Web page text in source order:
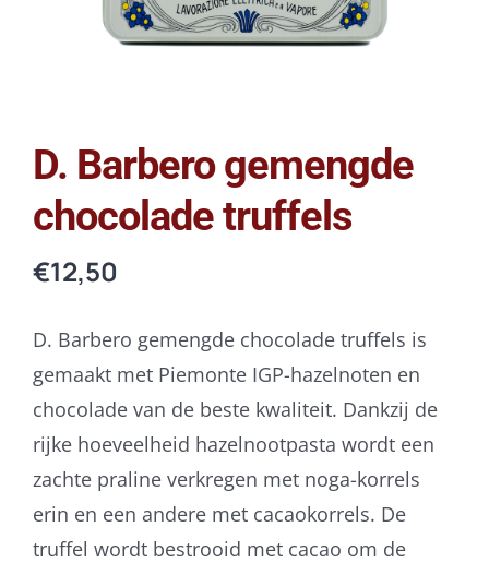
D. Barbero gemengde
chocolade truffels
€12,50
D. Barbero gemengde chocolade truffels is
gemaakt met Piemonte IGP-hazelnoten en
chocolade van de beste kwaliteit. Dankzij de
rijke hoeveelheid hazelnootpasta wordt een
zachte praline verkregen met noga-korrels
erin en een andere met cacaokorrels. De
truffel wordt bestrooid met cacao om de